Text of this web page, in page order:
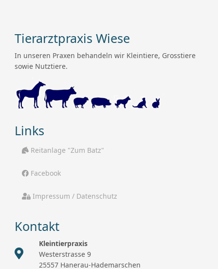
Tierarztpraxis Wiese
In unseren Praxen behandeln wir Kleintiere, Grosstiere
sowie Nutztiere.
Links
Reitanlage "Zum Batz"
Facebook
Impressum / Datenschutz
Kontakt
Kleintierpraxis
Westerstrasse 9
25557 Hanerau-Hademarschen